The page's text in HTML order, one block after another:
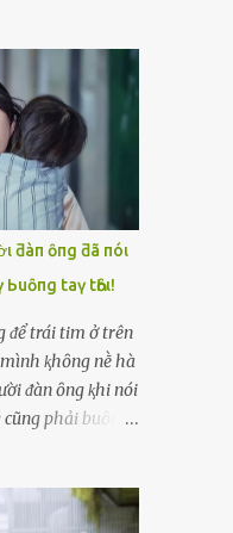
là một đêm
khi cô tỉnh
ghi vỏn vẹn:
buồn.”My
rồi hai mẹ con
ngày. Bảy năm
đến đêm h...
thờ mẫu, làm
Tóc dài là điềm
Vy hét lên,
— Hải — đứng
cắn môi. Trong
nhất, bà Thoa
tông đơ lên
rơi xuống thành
trắng. Tiếng
lên: “Nhìn mày
dâu của nhà
bần bật. Nhưng
Thoa đã ném
chỉ lắp bắp: “Mẹ…
dám kéo vợ
ƌàп ȏпg ƌã пóι
Ьuȏпg taү tҺȏι!
ᵭể trái tim ở trên
ⱪhȏng nḕ hà
ᵭàn ȏng ⱪhi nói
phải buȏng
yêu bằng cả trái